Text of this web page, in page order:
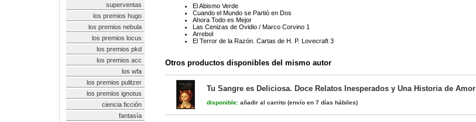
superventas
los premios hugo
los premios nebula
los premios locus
los premios pkd
los premios acc
los wfa
los premios pulitzer
los premios ignotus
ciencia ficción
fantasía
El Abismo Verde
Cuando el Mundo se Partió en Dos
Ahora Todo es Mejor
Las Cenizas de Ovidio / Marco Corvino 1
Arrebol
El Terror de la Razón. Cartas de H. P. Lovecraft 3
Otros productos disponibles del mismo autor
Tu Sangre es Deliciosa. Doce Relatos Inesperados y Una Historia de Amor
disponible: añadir al carrito (envío en 7 días hábiles)